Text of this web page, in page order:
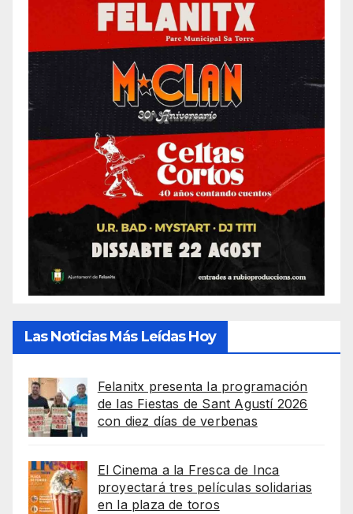
Las Noticias Más Leídas Hoy
Felanitx presenta la programación
de las Fiestas de Sant Agustí 2026
con diez días de verbenas
El Cinema a la Fresca de Inca
proyectará tres películas solidarias
en la plaza de toros